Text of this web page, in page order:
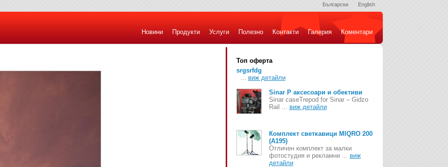
Български English
Новини Продукти Услуги Полезно Контакти Галерия Коментари
Топ оферта
srgsrfdg
... виж детайли
Sinar P аксесоари и обективи
Sinar caseTrepod for Sinar – Gidzo
Rail ... виж детайли
Комплект светкавици MIQRO 200
(A195)
Отличен комплект за малки
фотостудия и рекламни ... виж
детайли